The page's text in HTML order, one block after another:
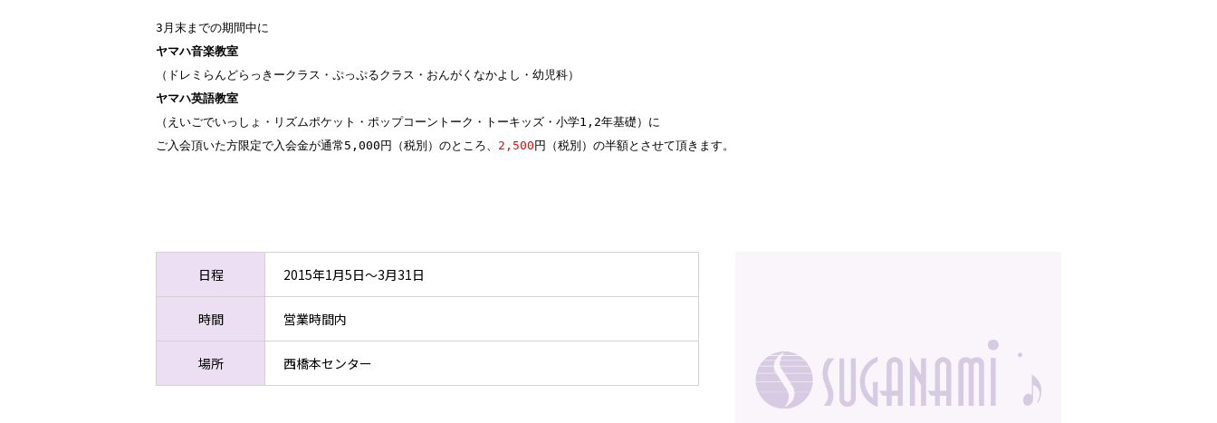
3月末までの期間中に
ヤマハ音楽教室
（ドレミらんどらっきークラス・ぷっぷるクラス・おんがくなかよし・幼児科）
ヤマハ英語教室
（えいごでいっしょ・リズムポケット・ポップコーントーク・トーキッズ・小学1,2年基礎）に
ご入会頂いた方限定で入会金が通常5,000円（税別）のところ、 2,500 円（税別）の半額とさせて頂きます。
日程 2015年1月5日～3月31日
時間 営業時間内
場所 西橋本センター